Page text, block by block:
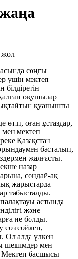
соңғы
үшін мектеп
білдіретін
оқушылар
қуанышты
өтіп, оған ұстаздар,
мен мектеп
Қазақстан
басталып,
жалғасты.
назар
сондай-ақ
жарыстарда
табысталды.
астында
және
ие болды.
сөз сөйлеп,
Ол алда үлкен
шешімдер мен
Мектеп басшысы